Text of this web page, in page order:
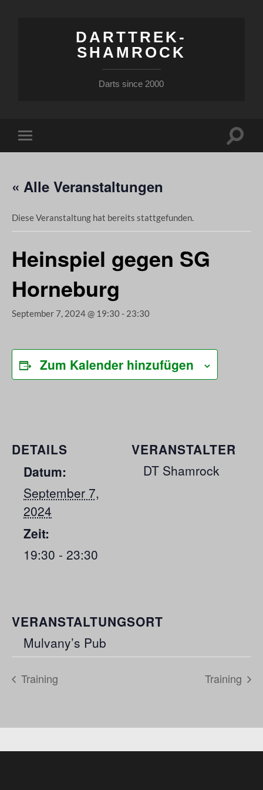
DARTTREK-
SHAMROCK
Darts since 2000
Mobile-
Menü
« Alle Veranstaltungen
Diese Veranstaltung hat bereits stattgefunden.
Heinspiel gegen SG
Horneburg
September 7, 2024 @ 19:30- 23:30
Zum Kalender hinzufügen
DETAILS
Datum:
September 7,
2024
Zeit:
19:30 - 23:30
VERANSTALTER
DT Shamrock
VERANSTALTUNGSORT
Mulvany’s Pub
Training Training